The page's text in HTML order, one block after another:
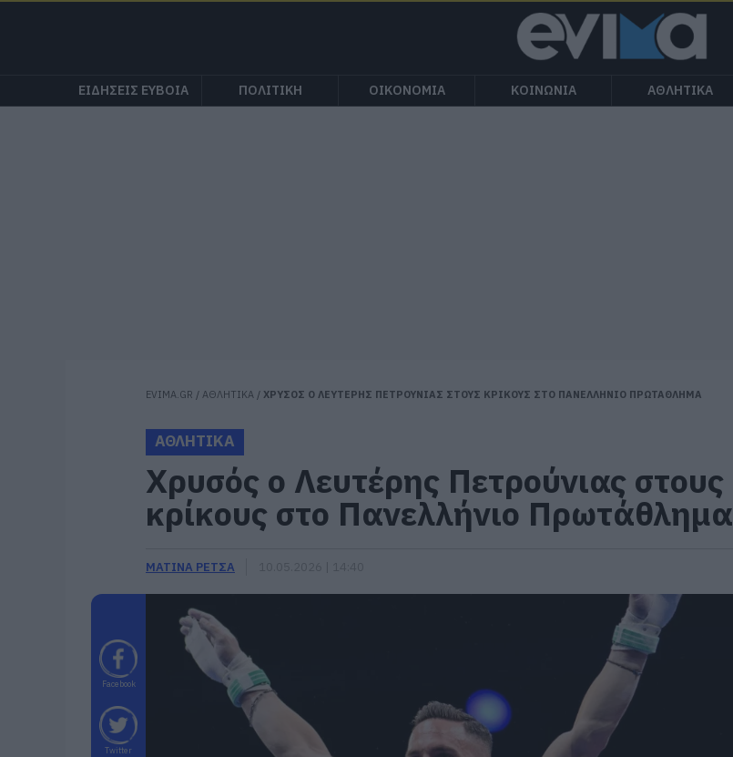
ΕΙΔΗΣΕΙΣ ΕΥΒΟΙΑ ΠΟΛΙΤΙΚΗ ΟΙΚΟΝΟΜΙΑ ΚΟΙΝΩΝΙΑ ΑΘΛΗΤΙΚΑ
EVIMA.GR / ΑΘΛΗΤΙΚΑ / ΧΡΥΣΟΣ Ο ΛΕΥΤΕΡΗΣ ΠΕΤΡΟΥΝΙΑΣ ΣΤΟΥΣ ΚΡΙΚΟΥΣ ΣΤΟ ΠΑΝΕΛΛΗΝΙΟ ΠΡΩΤΑΘΛΗΜΑ
ΑΘΛΗΤΙΚΑ
Χρυσός ο Λευτέρης Πετρούνιας στους
κρίκους στο Πανελλήνιο Πρωτάθλημα
ΜΑΤΙΝΑ ΡΕΤΣΑ
Facebook
Twitter